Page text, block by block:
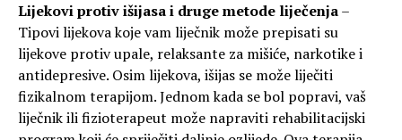
Lijekovi protiv išijasa i druge metode liječenja–
Tipovi lijekova koje vam liječnik može prepisati su
lijekove protiv upale, relaksante za mišiće, narkotike i
antidepresive. Osim lijekova, išijas se može liječiti
fizikalnom terapijom. Jednom kada se bol popravi, vaš
liječnik ili fizioterapeut može napraviti rehabilitacijski